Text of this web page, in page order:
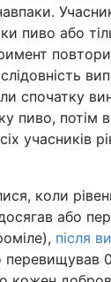
пиво або
спочатку
пиво, потім
учасників
коли
або
після